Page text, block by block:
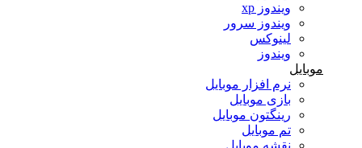
ویندوز xp
ویندوز سرور
لینوکس
ویندوز
موبایل
نرم افزار موبایل
بازی موبایل
رینگتون موبایل
تم موبایل
نقشه موبایل